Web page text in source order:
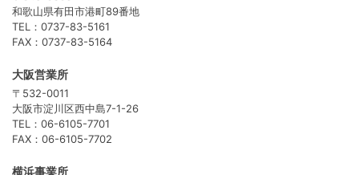
和歌山県有田市港町89番地
TEL：0737-83-5161
FAX：0737-83-5164
大阪営業所
〒532-0011
大阪市淀川区西中島7-1-26
TEL：06-6105-7701
FAX：06-6105-7702
横浜事業所